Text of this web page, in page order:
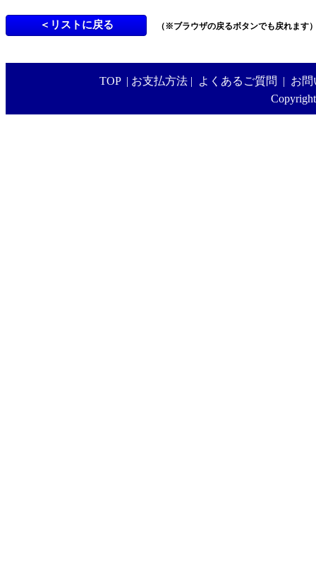
（※ブラウザの戻るボタンでも戻れます
TOP | お支払方法 | よくあるご質問 | お